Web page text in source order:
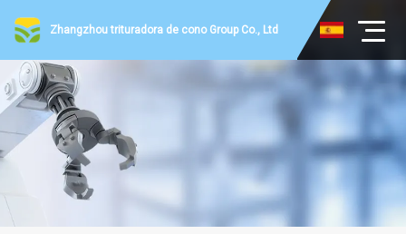
Zhangzhou trituradora de cono Group Co., Ltd